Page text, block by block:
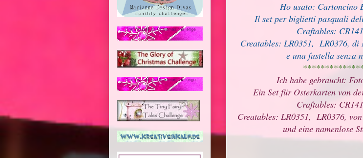
Ho usato: Cartoncino
Il set per biglietti pasquali
Craftables:
Creatables: LR0351, LR0376, di
e una fustella senza
Ich habe gebraucht:
Ein Set für Osterkarten von
Craftables:
Creatables: LR0351, LR0376,
und eine namenlose